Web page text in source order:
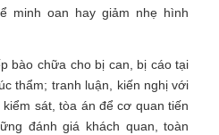
minh oan hay giảm nhẹ hình
bào chữa cho bị can, bị cáo tại
thẩm; tranh luận, kiến nghị với
sát, tòa án để cơ quan tiến
đánh giá khách quan, toàn